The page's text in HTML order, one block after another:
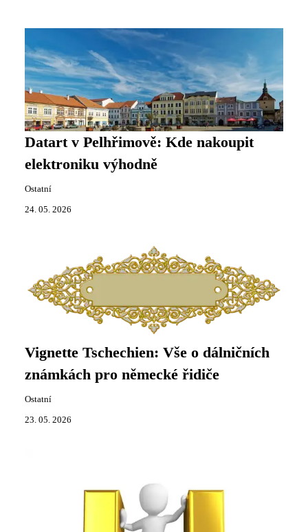
Datart v Pelhřimově: Kde nakoupit
elektroniku výhodně
Ostatní
24. 05. 2026
Vignette Tschechien: Vše o dálničních
známkách pro německé řidiče
Ostatní
23. 05. 2026